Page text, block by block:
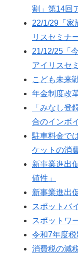
割」第14回
22/1/29「家
リスセミナ
21/12/25「
アイリスセ
こども未来
年金制度改
「みなし登
合のインボ
駐車料金で
ケットの消
新事業進出
値性」
新事業進出
スポットバ
スポットワ
令和7年度
消費税の減